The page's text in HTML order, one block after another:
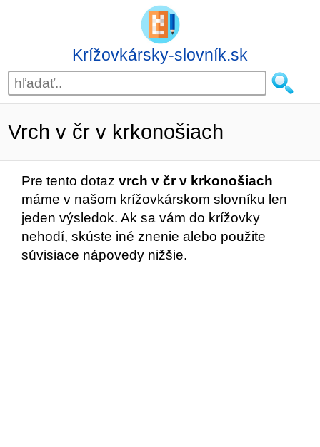
Krížovkársky-slovník.sk
Vrch v čr v krkonošiach
Pre tento dotaz vrch v čr v krkonošiach
máme v našom krížovkárskom slovníku len
jeden výsledok. Ak sa vám do krížovky
nehodí, skúste iné znenie alebo použite
súvisiace nápovedy nižšie.